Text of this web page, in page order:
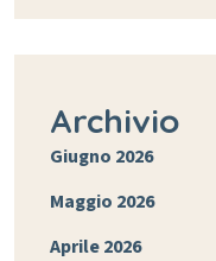
Archivio
Giugno 2026
Maggio 2026
Aprile 2026